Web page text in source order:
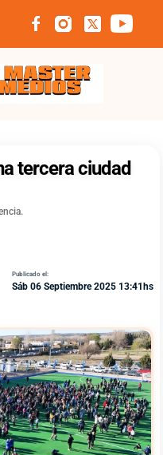
tercera ciudad
Publicado el:
Sáb 06 Septiembre 2025 13:41hs